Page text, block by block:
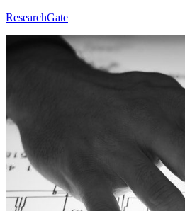
ResearchGate